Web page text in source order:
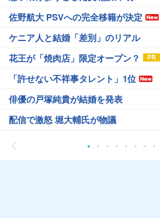
佐野航大 PSVへの完全移籍が決定
ケニア人と結婚「差別」のリアル
花王が「焼肉店」限定オープン？
「許せない不祥事タレント」1位
俳優の戸塚純貴が結婚を発表
配信で激怒 堀大輔氏が物議